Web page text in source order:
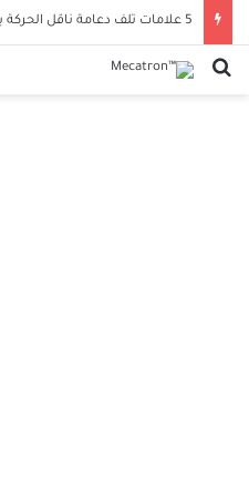
5 علامات تلف دعامة ناقل الحركة يجب ألا تتجاهلها لحماية سيارتك
بحث عن